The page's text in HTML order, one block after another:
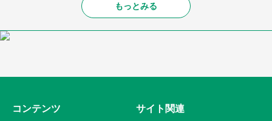
もっとみる
コンテンツ サイト関連